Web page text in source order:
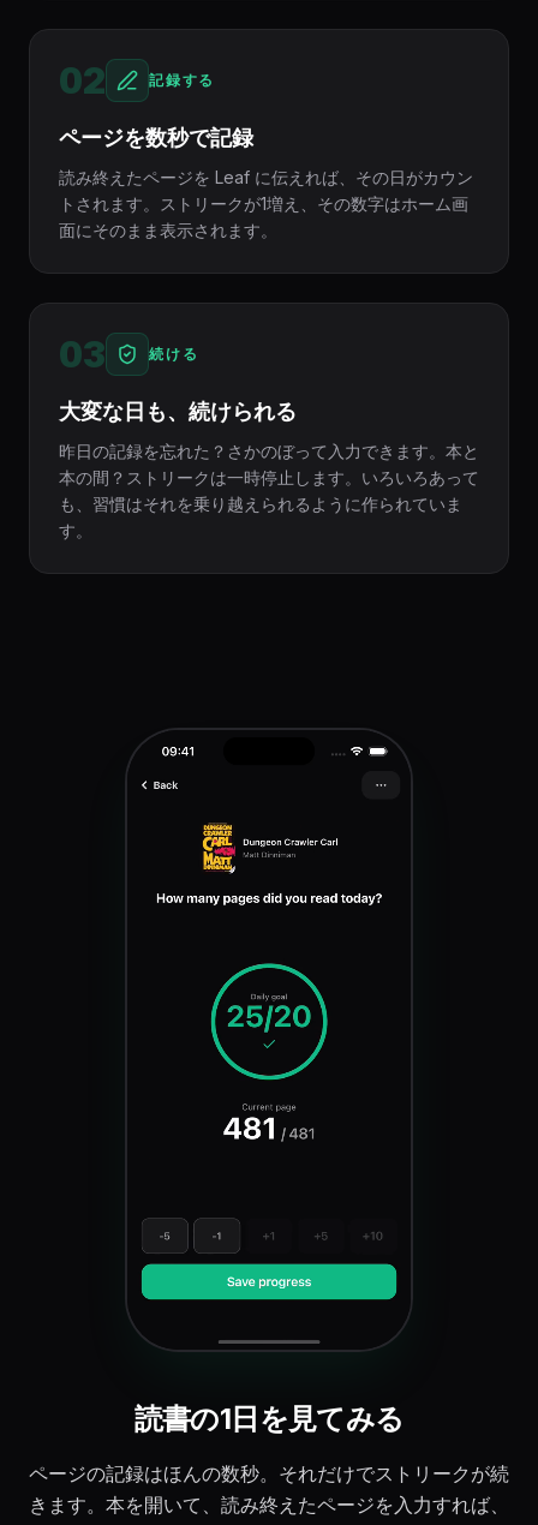
02 記録する
ページを数秒で記録
読み終えたページを Leaf に伝えれば、その日がカウン
トされます。ストリークが1増え、その数字はホーム画
面にそのまま表示されます。
03 続ける
大変な日も、続けられる
昨日の記録を忘れた？さかのぼって入力できます。本と
本の間？ストリークは一時停止します。いろいろあって
も、習慣はそれを乗り越えられるように作られていま
す。
読書の1日を見てみる
ページの記録はほんの数秒。それだけでストリークが続
きます。本を開いて、読み終えたページを入力すれば、